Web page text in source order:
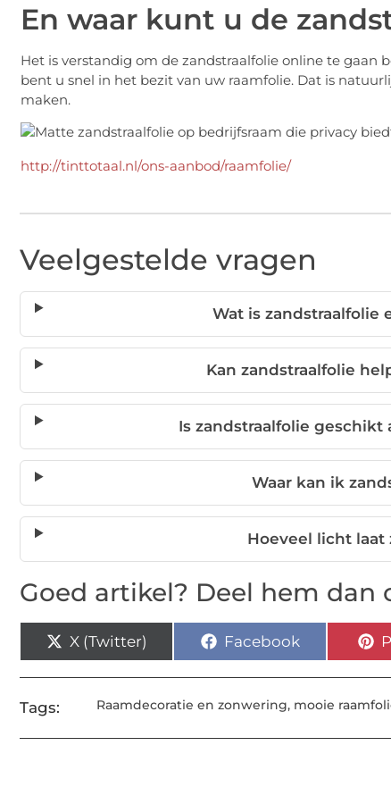
En waar kunt u de
Het is verstandig om de zandstraalfolie online te gaan
bent u snel in het bezit van uw raamfolie. Dat is
maken.
http://tinttotaal.nl/ons-aanbod/raamfolie/
Veelgestelde vragen
Wat is zandstraalfolie
Kan zandstraalfolie
Is zandstraalfolie
Waar kan ik
Hoeveel licht laat
Goed artikel? Deel hem dan
X (Twitter) Facebook
Tags: Raamdecoratie en zonwering, mooie